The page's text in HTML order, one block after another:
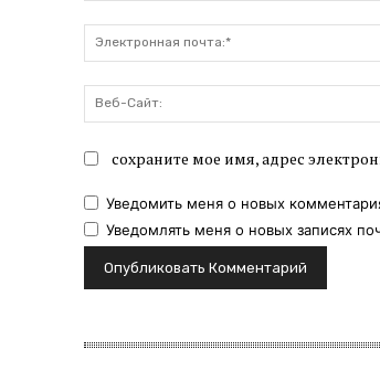
сохраните мое имя, адрес
Уведомить меня о новых
Уведомлять меня о новых записях